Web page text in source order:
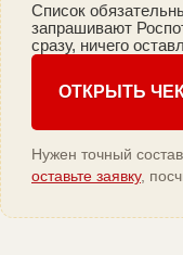
Список
запрашивают
сразу, ничего
ОТКРЫТЬ
Нужен точный
оставьте заявку,